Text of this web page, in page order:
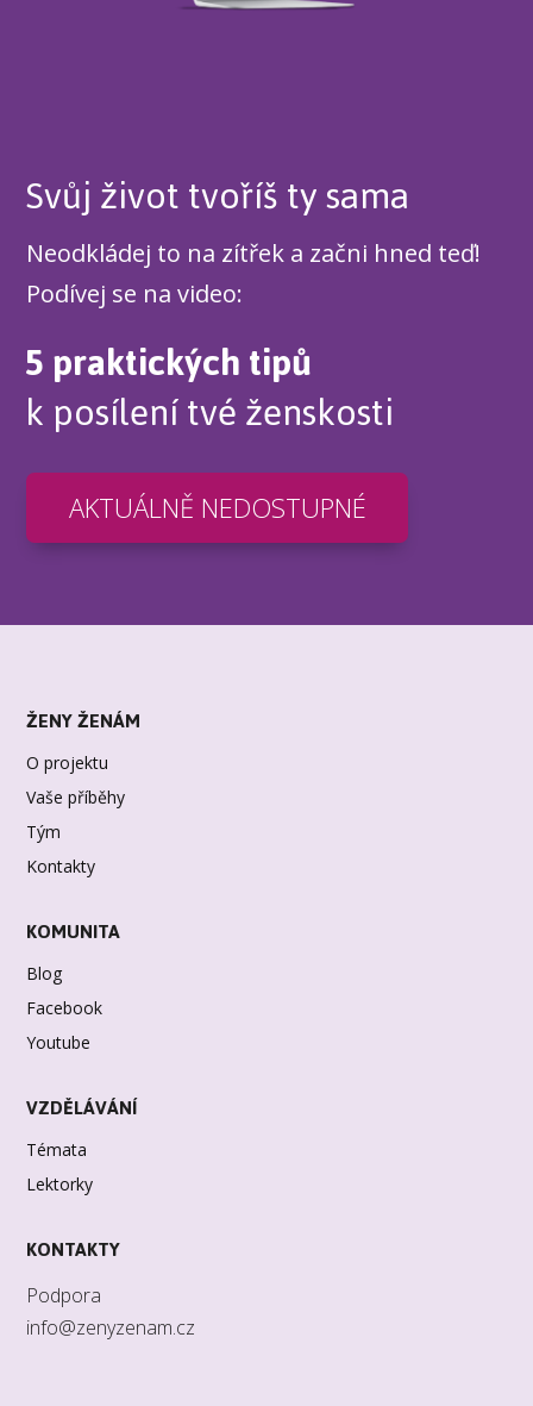
Svůj život tvoříš ty sama
Neodkládej to na zítřek a začni hned teď!
Podívej se na video:
5 praktických tipů
k posílení tvé ženskosti
AKTUÁLNĚ NEDOSTUPNÉ
ŽENY ŽENÁM
O projektu
Vaše příběhy
Tým
Kontakty
KOMUNITA
Blog
Facebook
Youtube
VZDĚLÁVÁNÍ
Témata
Lektorky
KONTAKTY
Podpora
info@zenyzenam.cz